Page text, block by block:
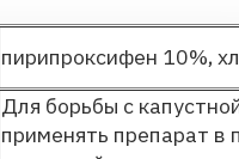
пирипроксифен 10%,
Для борьбы с
применять препарат в